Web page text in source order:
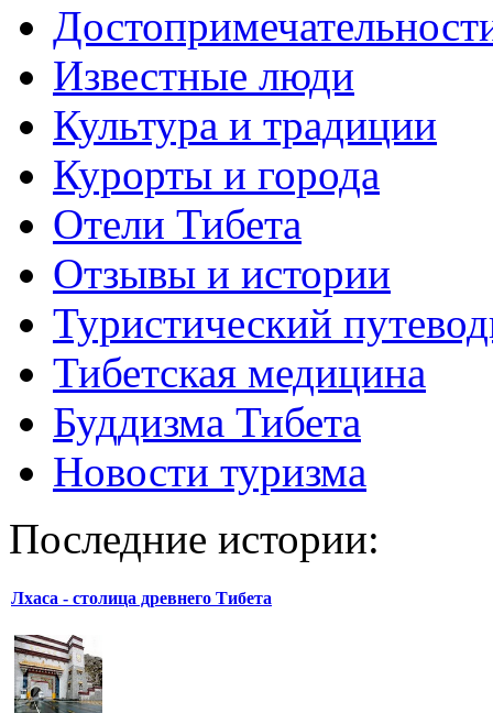
Известные люди
Культура и традиции
Курорты и города
Отели Тибета
Отзывы и истории
Туристический
Тибетская медицина
Буддизма Тибета
Новости туризма
Последние истории:
Лхаса - столица древнего Тибета